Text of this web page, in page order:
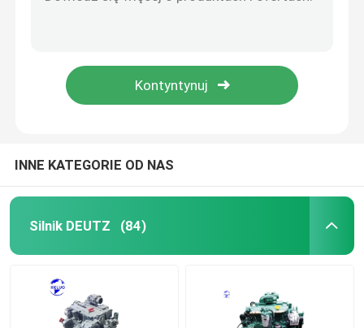
Podróżna skrzynia biegów
Silnik Yanmara
Silnik Perkinsa
CE Deutz Power BF6M1013 1800 obr./min.
INNE KATEGORIE OD NAS
Silnik DEUTZ (84)